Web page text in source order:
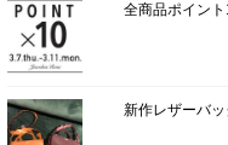
全商品ポイン
新作レザーバッ